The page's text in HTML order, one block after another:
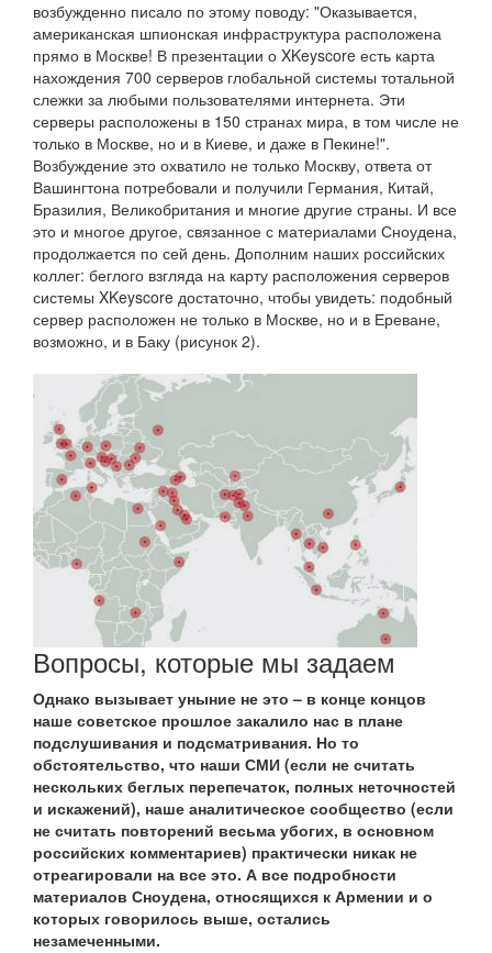
возбужденно писало по этому поводу: "Оказывается,
американская шпионская инфраструктура расположена
прямо в Москве! В презентации о XKeyscore есть карта
нахождения 700 серверов глобальной системы тотальной
слежки за любыми пользователями интернета. Эти
серверы расположены в 150 странах мира, в том числе не
только в Москве, но и в Киеве, и даже в Пекине!".
Возбуждение это охватило не только Москву, ответа от
Вашингтона потребовали и получили Германия, Китай,
Бразилия, Великобритания и многие другие страны. И все
это и многое другое, связанное с материалами Сноудена,
продолжается по сей день. Дополним наших российских
коллег: беглого взгляда на карту расположения серверов
системы XKeyscore достаточно, чтобы увидеть: подобный
сервер расположен не только в Москве, но и в Ереване,
возможно, и в Баку (рисунок 2).
Вопросы, которые мы задаем
Однако вызывает уныние не это – в конце концов
наше советское прошлое закалило нас в плане
подслушивания и подсматривания. Но то
обстоятельство, что наши СМИ (если не считать
нескольких беглых перепечаток, полных неточностей
и искажений), наше аналитическое сообщество (если
не считать повторений весьма убогих, в основном
российских комментариев) практически никак не
отреагировали на все это. А все подробности
материалов Сноудена, относящихся к Армении и о
которых говорилось выше, остались
незамеченными.